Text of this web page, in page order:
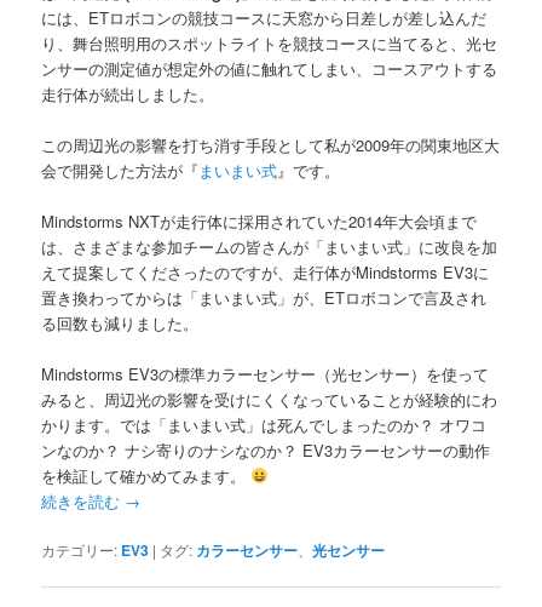
には、ETロボコンの競技コースに天窓から日差しが差し込んだ
り、舞台照明用のスポットライトを競技コースに当てると、光セ
ンサーの測定値が想定外の値に触れてしまい、コースアウトする
走行体が続出しました。
この周辺光の影響を打ち消す手段として私が2009年の関東地区大
会で開発した方法が『まいまい式』です。
Mindstorms NXTが走行体に採用されていた2014年大会頃まで
は、さまざまな参加チームの皆さんが「まいまい式」に改良を加
えて提案してくださったのですが、走行体がMindstorms EV3に
置き換わってからは「まいまい式」が、ETロボコンで言及され
る回数も減りました。
Mindstorms EV3の標準カラーセンサー（光センサー）を使って
みると、周辺光の影響を受けにくくなっていることが経験的にわ
かります。では「まいまい式」は死んでしまったのか？ オワコ
ンなのか？ ナシ寄りのナシなのか？ EV3カラーセンサーの動作
を検証して確かめてみます。
続きを読む →
カテゴリー: EV3 | タグ: カラーセンサー 、光センサー